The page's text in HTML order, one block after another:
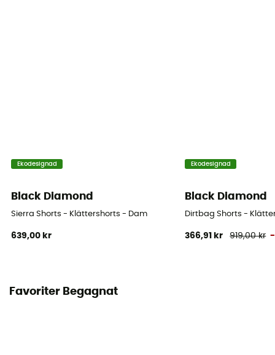
Ekodesignad
Black Diamond
Sierra Shorts - Klättershorts - Dam
639,00 kr
Ekodesignad
Black Diamond
Dirtbag Shorts -
366,91 kr 919,00 kr -
Favoriter Begagnat